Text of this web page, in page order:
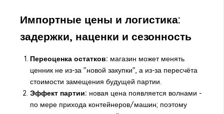
Импортные цены и логистика:
задержки, наценки и сезонность
Переоценка остатков: магазин может менять
ценник не из-за "новой закупки", а из-за пересчёта
стоимости замещения будущей партии.
Эффект партии: новая цена появляется волнами -
по мере прихода контейнеров/машин; поэтому